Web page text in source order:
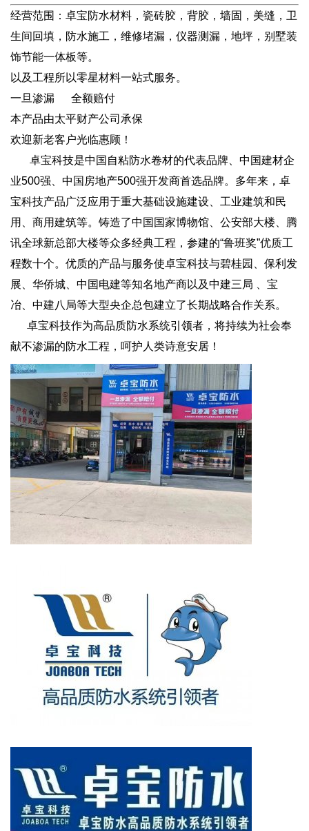
经营范围：卓宝防水材料，瓷砖胶，背胶，墙固，美缝，卫
生间回填，防水施工，维修堵漏，仪器测漏，地坪，别墅装
饰节能一体板等。
以及工程所以零星材料一站式服务。
一旦渗漏 全额赔付
本产品由太平财产公司承保
欢迎新老客户光临惠顾！
卓宝科技是中国自粘防水卷材的代表品牌、中国建材企
业500强、中国房地产500强开发商首选品牌。多年来，卓
宝科技产品广泛应用于重大基础设施建设、工业建筑和民
用、商用建筑等。铸造了中国国家博物馆、公安部大楼、腾
讯全球新总部大楼等众多经典工程，参建的“鲁班奖”优质工
程数十个。优质的产品与服务使卓宝科技与碧桂园、保利发
展、华侨城、中国电建等知名地产商以及中建三局 、宝
冶、中建八局等大型央企总包建立了长期战略合作关系。
卓宝科技作为高品质防水系统引领者，将持续为社会奉
献不渗漏的防水工程，呵护人类诗意安居！